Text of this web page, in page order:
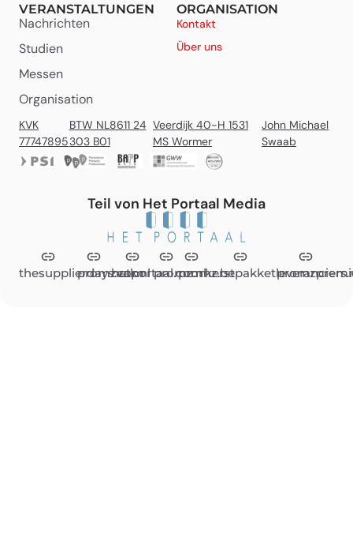
VERANSTALTUNGEN
Nachrichten
Studien
Messen
Organisation
ORGANISATION
Kontakt
Über uns
KVK
77747895
BTW NL8611 24
303 B01
Veerdijk 40-H 1531
MS Wormer
John Michael
Swaab
Teil von Het Portaal Media
thesupplierdays.com
promzvak.nl
hetportaal.com
promz.nl
promz.be